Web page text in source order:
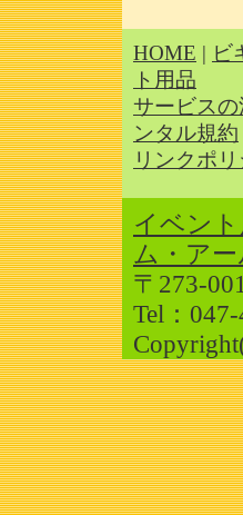
HOME | ビ
ト用品
サービス
ンタル規約
リンクポ
イベン
ム・アー
〒273-
Tel：